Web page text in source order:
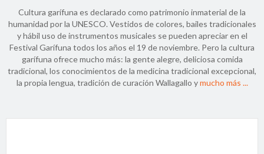
Cultura garífuna es declarado como patrimonio inmaterial de la
humanidad por la UNESCO. Vestidos de colores, bailes tradicionales
y hábil uso de instrumentos musicales se pueden apreciar en el
Festival Garífuna todos los años el 19 de noviembre. Pero la cultura
garífuna ofrece mucho más: la gente alegre, deliciosa comida
tradicional, los conocimientos de la medicina tradicional excepcional,
la propia lengua, tradición de curación Wallagallo ymucho más ...